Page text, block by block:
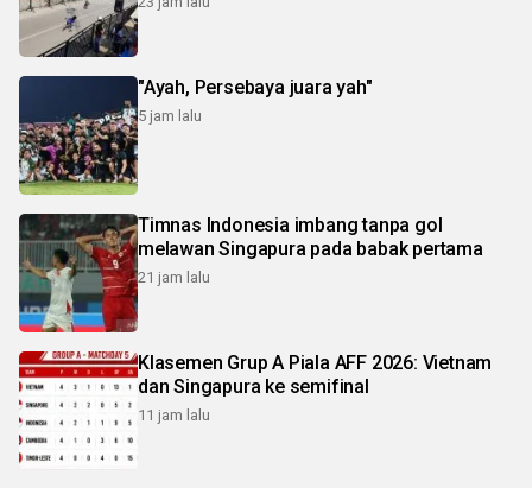
"Ayah, Persebaya juara yah"
5 jam lalu
Timnas Indonesia imbang tanpa gol
melawan Singapura pada babak pertama
21 jam lalu
Klasemen Grup A Piala AFF 2026: Vietnam
dan Singapura ke semifinal
11 jam lalu